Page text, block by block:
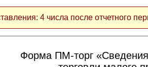
4 числа после отчетного
Форма ПМ-торг